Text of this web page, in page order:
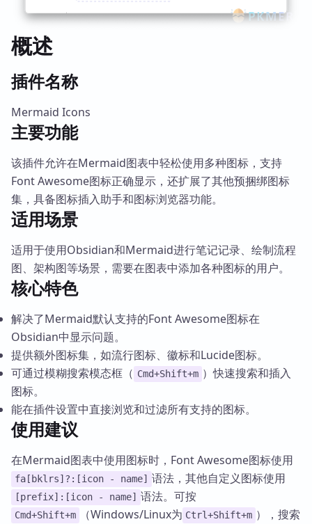
概述
插件名称
Mermaid Icons
主要功能
该插件允许在Mermaid图表中轻松使用多种图标，支持
Font Awesome图标正确显示，还扩展了其他预捆绑图标
集，具备图标插入助手和图标浏览器功能。
适用场景
适用于使用Obsidian和Mermaid进行笔记记录、绘制流程
图、架构图等场景，需要在图表中添加各种图标的用户。
核心特色
解决了Mermaid默认支持的Font Awesome图标在
Obsidian中显示问题。
提供额外图标集，如流行图标、徽标和Lucide图标。
可通过模糊搜索模态框（ Cmd+Shift+m ）快速搜索和插入
图标。
能在插件设置中直接浏览和过滤所有支持的图标。
使用建议
在Mermaid图表中使用图标时，Font Awesome图标使用
fa[bklrs]?:[icon - name] 语法，其他自定义图标使用
[prefix]:[icon - name] 语法。可按
Cmd+Shift+m （Windows/Linux为 Ctrl+Shift+m ），搜索